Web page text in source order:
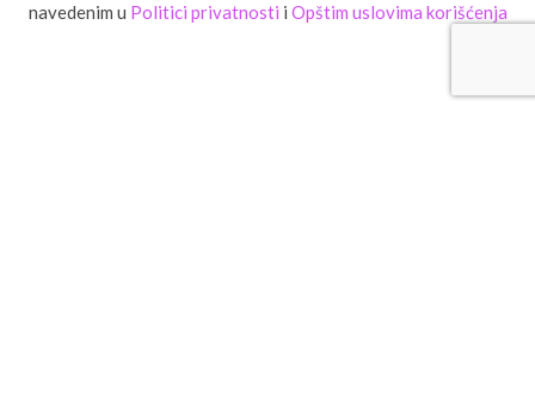
navedenim u Politici privatnosti i Opštim uslovima korišćenja